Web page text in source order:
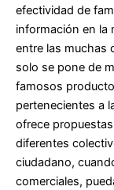
efectividad de
información en la
entre las muchas
solo se pone de
famosos
pertenecientes a
ofrece
diferentes
ciudadano,
comerciales,